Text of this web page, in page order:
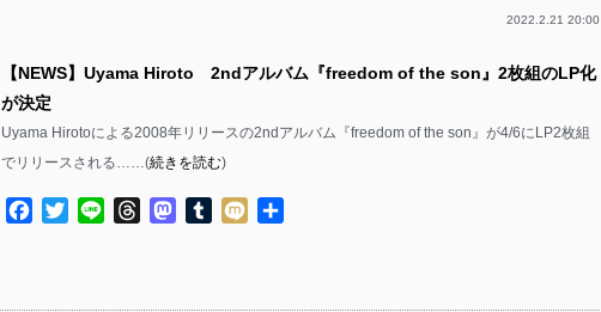
2022.2.21 20:00
【NEWS】Uyama Hiroto 2ndアルバム『freedom of the son』2枚組のLP化
が決定
Uyama Hirotoによる2008年リリースの2ndアルバム『freedom of the son』が4/6にLP2枚組
でリリースされる……(続きを読む)
Facebook
TwitterLine ThreadsMastodon
TumblrMixi